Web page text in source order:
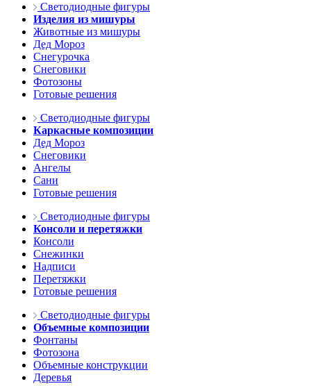
Светодиодные фигуры
Изделия из мишуры
Животные из мишуры
Дед Мороз
Снегурочка
Снеговики
Фотозоны
Готовые решения
Светодиодные фигуры
Каркасные композиции
Дед Мороз
Снеговики
Ангелы
Сани
Готовые решения
Светодиодные фигуры
Консоли и перетяжки
Консоли
Снежинки
Надписи
Перетяжки
Готовые решения
Светодиодные фигуры
Объемные композиции
Фонтаны
Фотозона
Объемные конструкции
Деревья